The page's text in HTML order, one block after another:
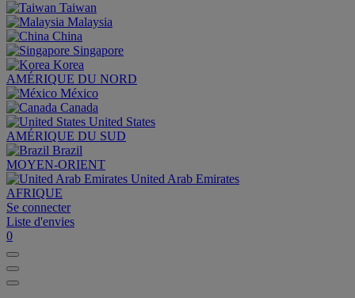
Taiwan
Malaysia
China
Singapore
Korea
AMÉRIQUE DU NORD
México
Canada
United States
AMÉRIQUE DU SUD
Brazil
MOYEN-ORIENT
United Arab Emirates
AFRIQUE
Se connecter
Liste d'envies
0